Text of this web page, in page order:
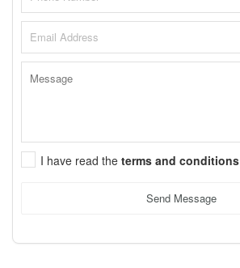
I have read the terms and conditions
Send Message